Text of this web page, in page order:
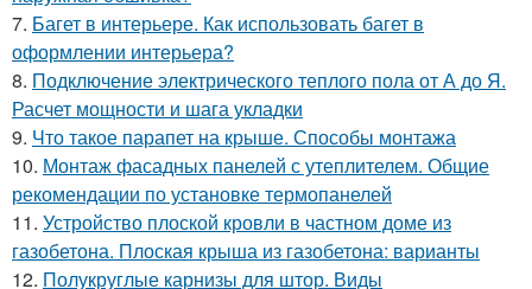
7. Багет в интерьере. Как использовать багет в
оформлении интерьера?
8. Подключение электрического теплого пола от А до Я.
Расчет мощности и шага укладки
9. Что такое парапет на крыше. Способы монтажа
10. Монтаж фасадных панелей с утеплителем. Общие
рекомендации по установке термопанелей
11. Устройство плоской кровли в частном доме из
газобетона. Плоская крыша из газобетона: варианты
12. Полукруглые карнизы для штор. Виды